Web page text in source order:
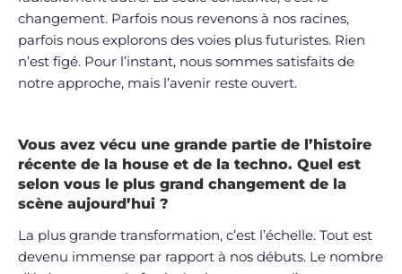
changement. Parfois nous revenons à nos racines,
parfois nous explorons des voies plus futuristes. Rien
n’est figé. Pour l’instant, nous sommes satisfaits de
notre approche, mais l’avenir reste ouvert.
Vous avez vécu une grande partie de l’histoire
récente de la house et de la techno. Quel est
selon vous le plus grand changement de la
scène aujourd’hui ?
La plus grande transformation, c’est l’échelle. Tout est
devenu immense par rapport à nos débuts. Le nombre